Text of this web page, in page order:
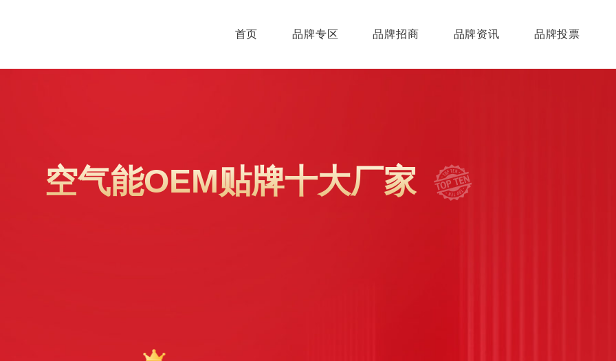
首页 品牌专区 品牌招商 品牌资讯 品牌投票
空气能OEM贴牌十大厂家